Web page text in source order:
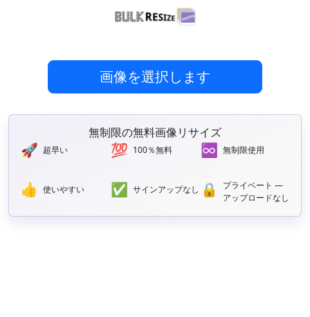
画像を選択します
無制限の無料画像リサイズ
🚀 超早い 💯 100％無料 ♾️ 無制限使用
👍 使いやすい ✅ サインアップなし 🔒
プライベート —
アップロードなし